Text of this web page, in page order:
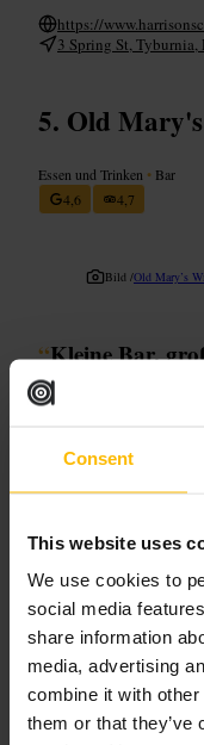
Consent
This website uses
We use cookies to
social media
share information
media, advertising
combine it with
them or that
https://
3 Spring St,
Old Mary's
Essen und Trinken • Bar
4,6
4,7
Bild /Old Mary’s
“Kleine Bar,
Abende in
Geeignet für
Was Sie erwartet
Eine intime Bar mit
Fokus auf gut gemixte
bei der
Paare, Freundesgruppen